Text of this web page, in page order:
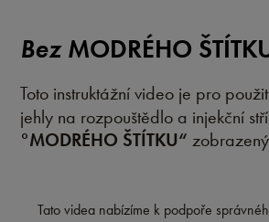
BezMODRÉHO
Toto instruktážní video je pro
jehly na rozpouštědlo a injekční
°MODRÉHO ŠTÍTKU“
Tato videa nabízíme k podpoře